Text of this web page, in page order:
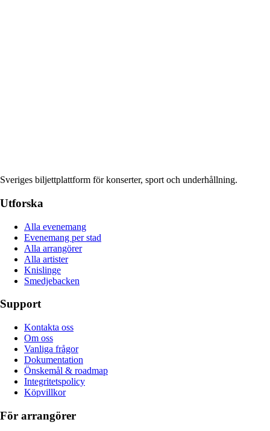
Sveriges biljettplattform för konserter, sport och underhållning.
Utforska
Alla evenemang
Evenemang per stad
Alla arrangörer
Alla artister
Knislinge
Smedjebacken
Support
Kontakta oss
Om oss
Vanliga frågor
Dokumentation
Önskemål & roadmap
Integritetspolicy
Köpvillkor
För arrangörer